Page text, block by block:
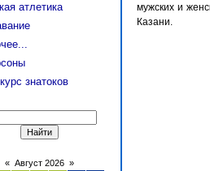
атлетика
знатоков
« Август 2026 »
мужских и
Казани.